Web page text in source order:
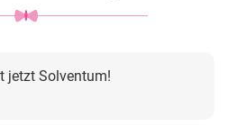
jetzt Solventum!